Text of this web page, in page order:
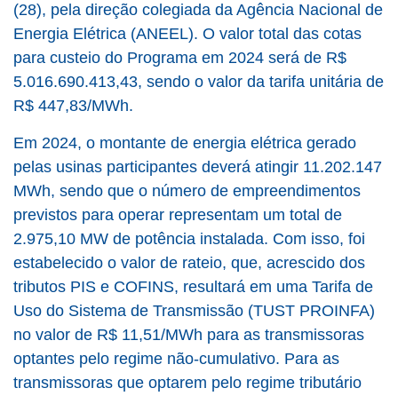
(28), pela direção colegiada da Agência Nacional de
Energia Elétrica (ANEEL). O valor total das cotas
para custeio do Programa em 2024 será de R$
5.016.690.413,43, sendo o valor da tarifa unitária de
R$ 447,83/MWh.
Em 2024, o montante de energia elétrica gerado
pelas usinas participantes deverá atingir 11.202.147
MWh, sendo que o número de empreendimentos
previstos para operar representam um total de
2.975,10 MW de potência instalada. Com isso, foi
estabelecido o valor de rateio, que, acrescido dos
tributos PIS e COFINS, resultará em uma Tarifa de
Uso do Sistema de Transmissão (TUST PROINFA)
no valor de R$ 11,51/MWh para as transmissoras
optantes pelo regime não-cumulativo. Para as
transmissoras que optarem pelo regime tributário